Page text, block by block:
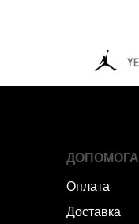
ДОПОМОГА
Оплата
Доставка